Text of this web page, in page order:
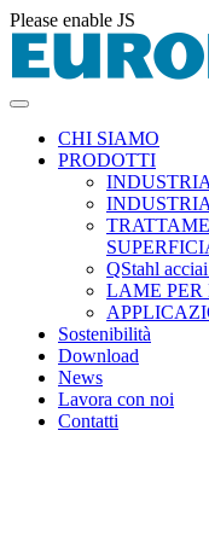
Please enable JS
CHI SIAMO
PRODOTTI
QStahl
LAME
Sostenibilità
Download
News
Lavora con noi
Contatti